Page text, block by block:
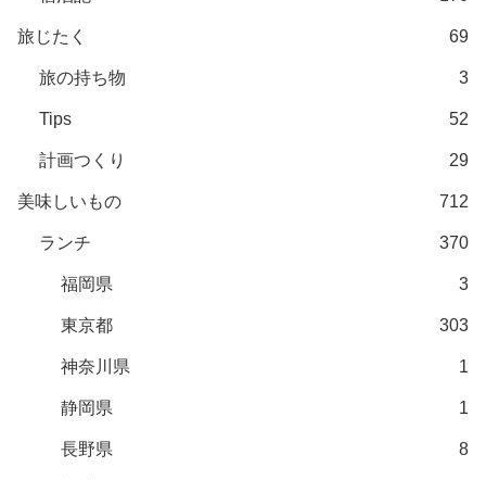
旅じたく 69
旅の持ち物 3
Tips 52
計画つくり 29
美味しいもの 712
ランチ 370
福岡県 3
東京都 303
神奈川県 1
静岡県 1
長野県 8